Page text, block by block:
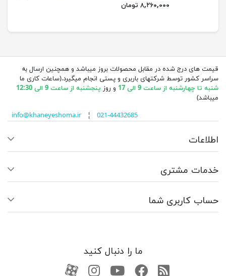
۸,۲۶۰,۰۰۰ تومان
قیمت های درج شده در مقابل محصولات بروز میباشد و همچنین ارسال به
سراسر کشور توسط شرکتهای باربری و پستی انجام میگیرد.(ساعات کاری ما
شنبه تا چهارشنبه از ساعت 9 الی 17
و روز پنجشنبه از ساعت 9 الی 12:30
میباشد)
info@khaneyeshoma.ir¦ 021-44432685
اطلاعات
خدمات مشتری
حساب کاربری شما
ما را دنبال کنید
RSSفیسبوکیوتیوبکانال آپارات
کانال آپارات